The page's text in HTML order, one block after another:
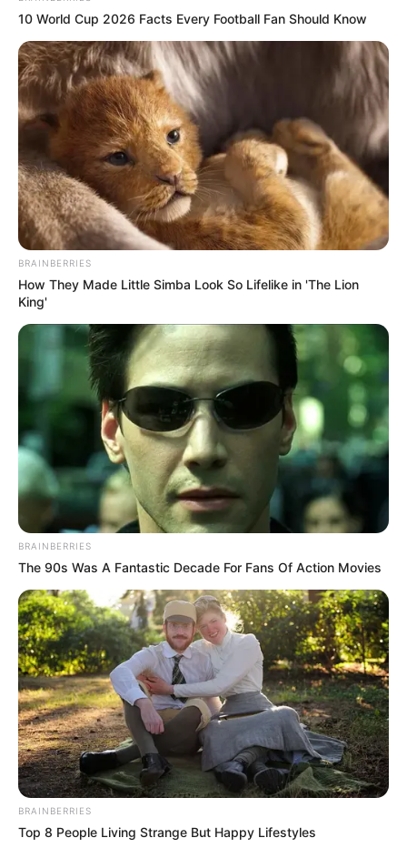
Περισσότερα νέα από την Εύβοια
Εύβοια: Θλίψη για γνωστό επαγγελματία που
έφυγε από την ζωή
ΣΟΚ: Γυναίκα έπεσε από την υψηλή γέφυρα
Χαλκίδας
Εύβοια: Θλίψη για γνωστό επαγγελματία που
έφυγε από την ζωή
Ακολουθήστε το evianews.com στο Google
News
ΤΑ ΠΙΟ ΔΗΜΟΦΙΛΗ
10 World Cup 2026 Facts Every Football Fan Should Know
BRAINBERRIES
How They Made Little Simba Look So Lifelike in 'The Lion
King'
BRAINBERRIES
The 90s Was A Fantastic Decade For Fans Of Action Movies
BRAINBERRIES
Top 8 People Living Strange But Happy Lifestyles